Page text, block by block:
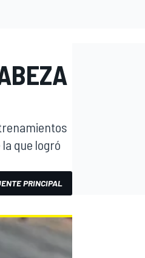
que logró
PRINCIPAL